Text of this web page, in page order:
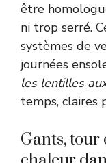
être
ni trop serré.
systèmes de
journées
les lentilles
temps, claires
Gants, tour